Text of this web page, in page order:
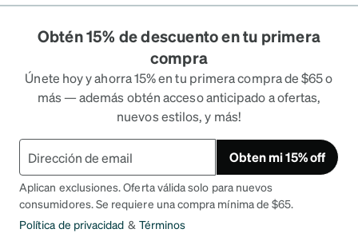
Obtén 15% de descuento en tu primera
compra
Únete hoy y ahorra 15% en tu primera compra de $65 o
más — además obtén acceso anticipado a ofertas,
nuevos estilos, y más!
Obten mi 15% off
Aplican exclusiones. Oferta válida solo para nuevos
consumidores. Se requiere una compra mínima de $65.
Política de privacidad & Términos